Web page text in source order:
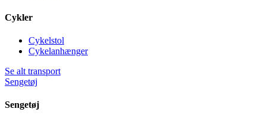
Cykler
Cykelstol
Cykelanhænger
Se alt transport
Sengetøj
Sengetøj